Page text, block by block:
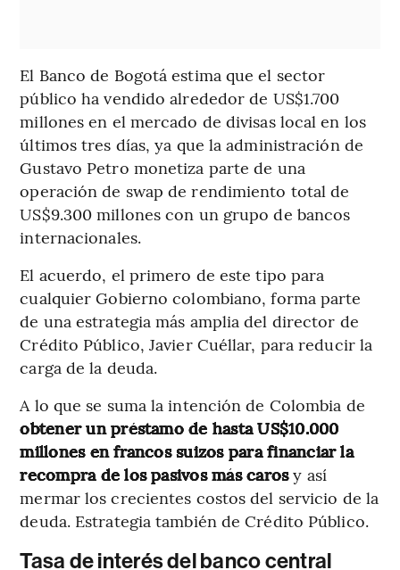
El Banco de Bogotá estima que el sector
público ha vendido alrededor de US$1.700
millones en el mercado de divisas local en los
últimos tres días, ya que la administración de
Gustavo Petro monetiza parte de una
operación de swap de rendimiento total de
US$9.300 millones con un grupo de bancos
internacionales.
El acuerdo, el primero de este tipo para
cualquier Gobierno colombiano, forma parte
de una estrategia más amplia del director de
Crédito Público, Javier Cuéllar, para reducir la
carga de la deuda.
A lo que se suma la intención de Colombia de
obtener un préstamo de hasta US$10.000
millones en francos suizos para financiar la
recompra de los pasivos más carosy así
mermar los crecientes costos del servicio de la
deuda. Estrategia también de Crédito Público.
Tasa de interés del banco central